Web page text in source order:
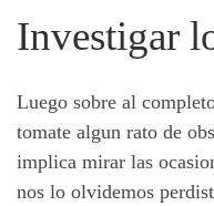
Investigar
Luego sobre al
tomate algun rato de
implica mirar las
nos lo olvidemos